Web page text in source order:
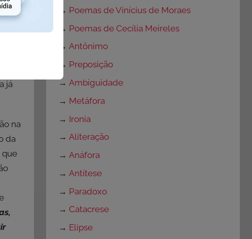
já
na
da
que
→ Poemas de Vinícius de Moraes
→ Poemas de Cecília Meireles
→Antônimo
→ Preposição
→Ambiguidade
→ Metáfora
→ Ironia
→Aliteração
→Anáfora
→Antítese
→ Paradoxo
→Catacrese
→ Elipse